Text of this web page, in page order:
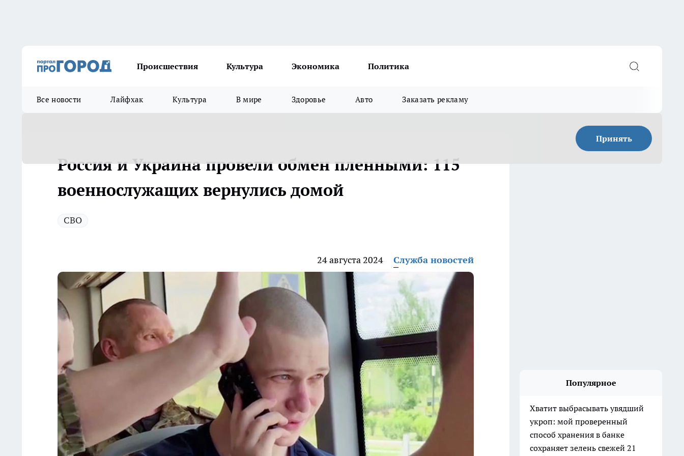
Происшествия Культура Экономика Политика
Все новости Лайфхак Культура В мире Здоровье Авто Заказать рекламу
Принять
Россия и Украина провели обмен пленными: 115
военнослужащих вернулись домой
СВО
24 августа 2024 Служба новостей
Популярное
Хватит выбрасывать увядший
укроп: мой проверенный
способ хранения в банке
сохраняет зелень свежей 21